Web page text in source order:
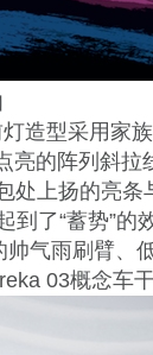
造型采用家
亮的阵列斜拉
处上扬的亮条
了“蓄势”的
气雨刷臂、
03概念车